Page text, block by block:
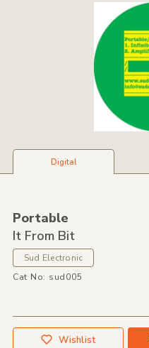
Digital
Portable
It From Bit
Sud Electronic
Cat No: sud005
Wishlist